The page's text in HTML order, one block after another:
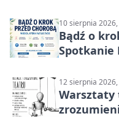
10 sierpnia
Bądź o
Spotkanie
12 sierpnia
Warsztaty